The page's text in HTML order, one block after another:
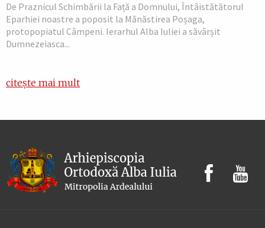
De Praznicul Schimbării la Față a Domnului, Întâistătătorul
Eparhiei noastre a poposit la Mănăstirea Poșaga,
protopopiatul Câmpeni. Ierarhul Alba Iuliei a săvârșit
Dumnezeiasca...
citește mai mult